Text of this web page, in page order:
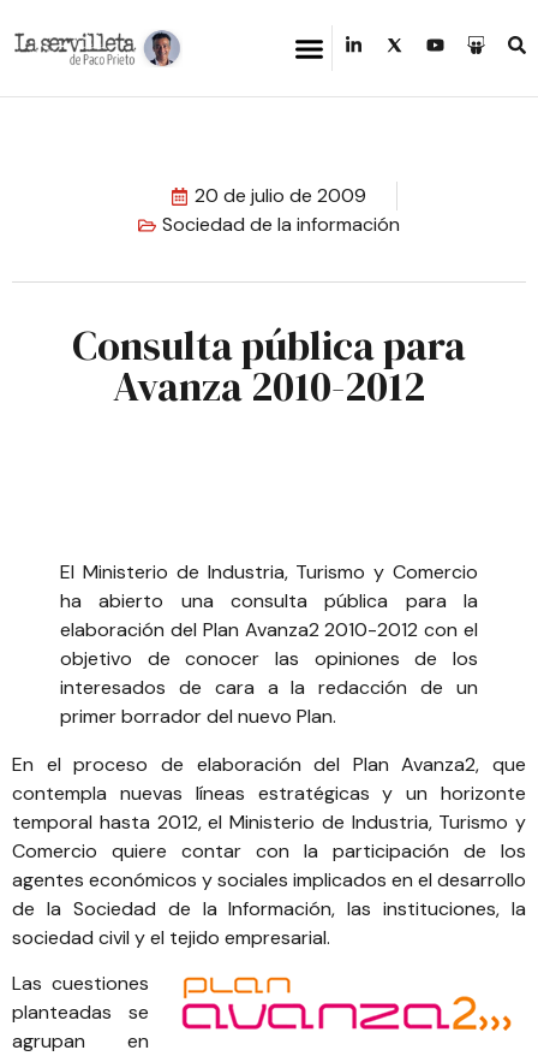
20 de julio de 2009
Sociedad de la información
Consulta pública para
Avanza 2010-2012
El Ministerio de Industria, Turismo y Comercio
ha abierto una consulta pública para la
elaboración del Plan Avanza2 2010-2012 con el
objetivo de conocer las opiniones de los
interesados de cara a la redacción de un
primer borrador del nuevo Plan.
En el proceso de elaboración del Plan Avanza2, que
contempla nuevas líneas estratégicas y un horizonte
temporal hasta 2012, el Ministerio de Industria, Turismo y
Comercio quiere contar con la participación de los
agentes económicos y sociales implicados en el desarrollo
de la Sociedad de la Información, las instituciones, la
sociedad civil y el tejido empresarial.
Las cuestiones
planteadas se
agrupan en